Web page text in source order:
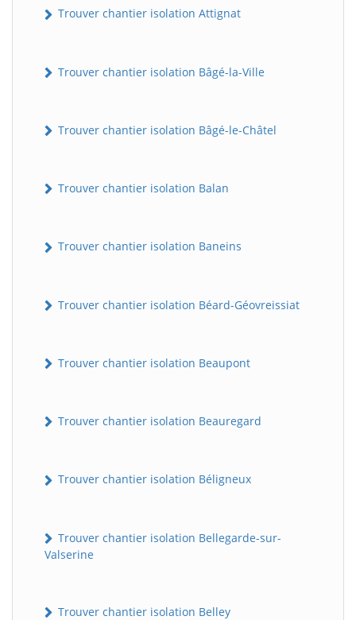
Trouver chantier isolation Attignat
Trouver chantier isolation Bâgé-la-Ville
Trouver chantier isolation Bâgé-le-Châtel
Trouver chantier isolation Balan
Trouver chantier isolation Baneins
Trouver chantier isolation Béard-Géovreissiat
Trouver chantier isolation Beaupont
Trouver chantier isolation Beauregard
Trouver chantier isolation Béligneux
Trouver chantier isolation Bellegarde-sur-
Valserine
Trouver chantier isolation Belley